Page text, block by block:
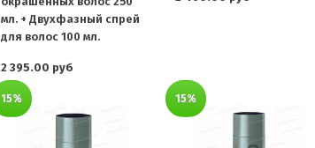
мл. + Двухфазный спрей
для волос 100 мл.
2 395.00 руб
15% 15%